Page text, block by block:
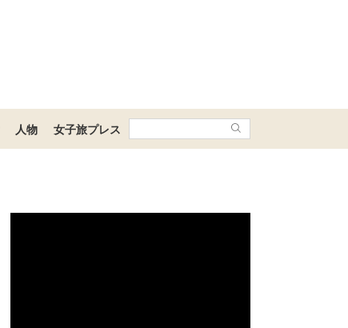
人物 女子旅プレス